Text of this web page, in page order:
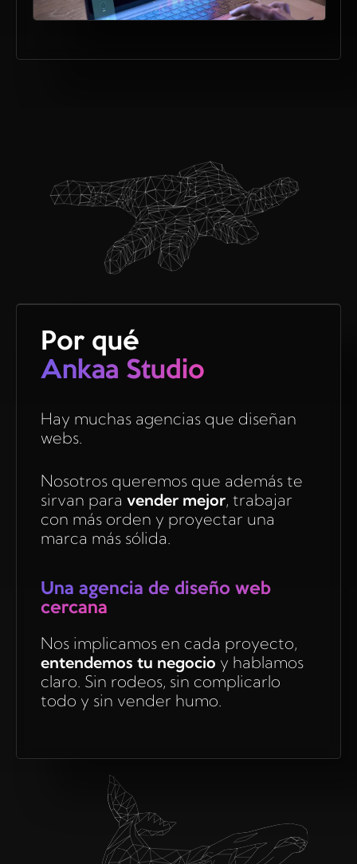
Por qué
Ankaa Studio
Hay muchas agencias que diseñan
webs.
Nosotros queremos que además te
sirvan para vender mejor, trabajar
con más orden y proyectar una
marca más sólida.
Una agencia de diseño web
cercana
Nos implicamos en cada proyecto,
entendemos tu negocio y hablamos
claro. Sin rodeos, sin complicarlo
todo y sin vender humo.